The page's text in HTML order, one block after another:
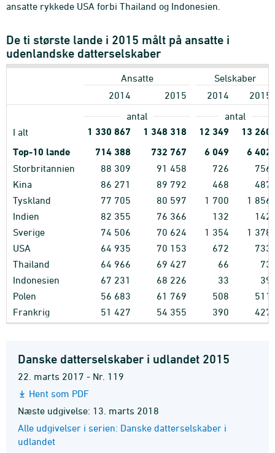
ansatte rykkede USA forbi Thailand og Indonesien.
De ti største lande i 2015 målt på ansatte i
udenlandske datterselskaber
Ansatte
Selskaber
2014
2015 2014
2015
antal
antal
I alt
1 330 867 1 348 318 12 349 13 260
Top-10 lande
714 388 732 767 6 049 6 402
Storbritannien 88 309 91 458 726
756
Kina
86 271 89 792 468
487
Tyskland
77 705 80 597 1 700 1 856
Indien
82 355 76 366 132
142
Sverige
74 506 70 624 1 354 1 378
USA
64 935 70 153 672
733
Thailand
64 966 69 427 66
73
Indonesien
67 231 68 226 33
39
Polen
56 683 61 769 508
511
Frankrig
51 427 54 355 390 427
Danske datterselskaber i udlandet 2015
22. marts 2017 - Nr. 119
Hent som PDF
Næste udgivelse: 13. marts 2018
Alle udgivelser i serien: Danske datterselskaber i
udlandet